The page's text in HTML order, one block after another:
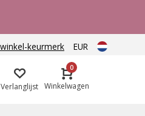
keurmerk EUR
Verlanglijst
0
Winkelwagen